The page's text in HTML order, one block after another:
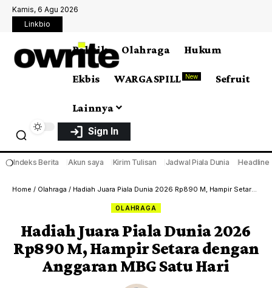
Kamis, 6 Agu 2026
Linkbio
Politik Olahraga Hukum
Ekbis WARGA SPILL New Sefruit
Lainnya
Sign In
❍Indeks Berita Akun saya Kirim Tulisan Jadwal Piala Dunia Headline
Home / Olahraga / Hadiah Juara Piala Dunia 2026 Rp890 M, Hampir Setara dengan Anggaran MBG Satu Hari
OLAHRAGA
Hadiah Juara Piala Dunia 2026
Rp890 M, Hampir Setara dengan
Anggaran MBG Satu Hari